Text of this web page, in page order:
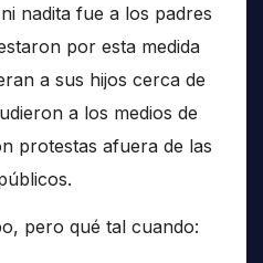
nadita fue a los padres
por esta medida
a sus hijos cerca de
a los medios de
protestas afuera de las
pero qué tal cuando: